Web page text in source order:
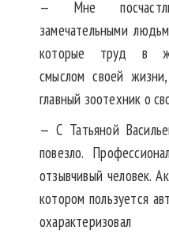
— Мне
замечательными
которые труд в
смыслом своей
главный зоотехник о
— С Татьяной
повезло.
отзывчивый человек.
котором пользуется
охарактеризовал